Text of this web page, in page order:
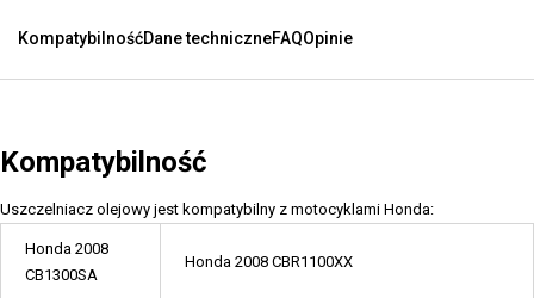
KompatybilnośćDane techniczneFAQOpinie
Kompatybilność
Uszczelniacz olejowy jest kompatybilny z motocyklami Honda:
Honda 2008
CB1300SA
Honda 2008 CBR1100XX